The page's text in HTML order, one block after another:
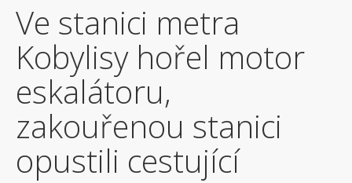
Ve stanici metra
Kobylisy hořel motor
eskalátoru,
zakouřenou stanici
opustili cestující